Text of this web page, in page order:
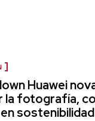
Huawei
la fotografía,
sostenibilidad